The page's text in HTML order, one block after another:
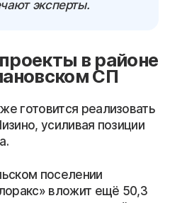
эксперты.
в районе
СП
готовится реализовать
усиливая позиции
поселении
вложит ещё 50,3